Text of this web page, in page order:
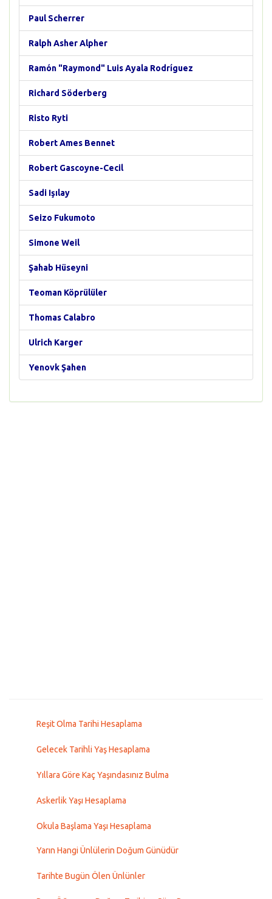
Paul Scherrer
Ralph Asher Alpher
Ramón "Raymond" Luis Ayala Rodríguez
Richard Söderberg
Risto Ryti
Robert Ames Bennet
Robert Gascoyne-Cecil
Sadi Işılay
Seizo Fukumoto
Simone Weil
Şahab Hüseyni
Teoman Köprülüler
Thomas Calabro
Ulrich Karger
Yenovk Şahen
Reşit Olma Tarihi Hesaplama
Gelecek Tarihli Yaş Hesaplama
Yıllara Göre Kaç Yaşındasınız Bulma
Askerlik Yaşı Hesaplama
Okula Başlama Yaşı Hesaplama
Yarın Hangi Ünlülerin Doğum Günüdür
Tarihte Bugün Ölen Ünlünler